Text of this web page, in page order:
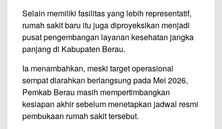
Selain memiliki fasilitas yang lebih representatif,
rumah sakit baru itu juga diproyeksikan menjadi
pusat pengembangan layanan kesehatan jangka
panjang di Kabupaten Berau.
Ia menambahkan, meski target operasional
sempat diarahkan berlangsung pada Mei 2026,
Pemkab Berau masih mempertimbangkan
kesiapan akhir sebelum menetapkan jadwal resmi
pembukaan rumah sakit tersebut.